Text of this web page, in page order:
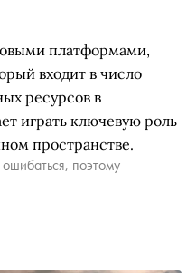
платформами,
входит в число
ресурсов в
играть ключевую роль
пространстве.
поэтому